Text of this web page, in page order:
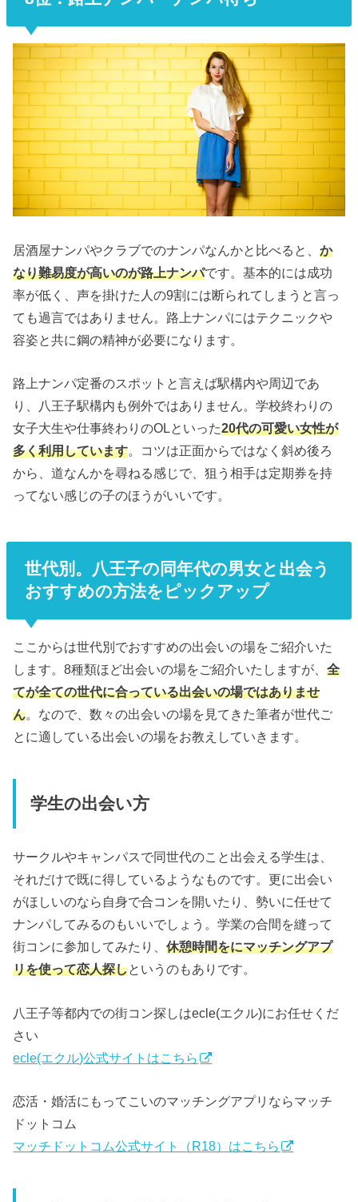
居酒屋ナンパやクラブでのナンパなんかと比べると、か
なり難易度が高いのが路上ナンパです。基本的には成功
率が低く、声を掛けた人の9割には断られてしまうと言っ
ても過言ではありません。路上ナンパにはテクニックや
容姿と共に鋼の精神が必要になります。
路上ナンパ定番のスポットと言えば駅構内や周辺であ
り、八王子駅構内も例外ではありません。学校終わりの
女子大生や仕事終わりのOLといった20代の可愛い女性が
多く利用しています。コツは正面からではなく斜め後ろ
から、道なんかを尋ねる感じで、狙う相手は定期券を持
ってない感じの子のほうがいいです。
世代別。八王子の同年代の男女と出会う
おすすめの方法をピックアップ
ここからは世代別でおすすめの出会いの場をご紹介いた
します。8種類ほど出会いの場をご紹介いたしますが、全
てが全ての世代に合っている出会いの場ではありませ
ん。なので、数々の出会いの場を見てきた筆者が世代ご
とに適している出会いの場をお教えしていきます。
学生の出会い方
サークルやキャンパスで同世代のこと出会える学生は、
それだけで既に得しているようなものです。更に出会い
がほしいのなら自身で合コンを開いたり、勢いに任せて
ナンパしてみるのもいいでしょう。学業の合間を縫って
街コンに参加してみたり、休憩時間をにマッチングアプ
リを使って恋人探しというのもありです。
八王子等都内での街コン探しはecle(エクル)にお任せくだ
さい
ecle(エクル)公式サイトはこちら
恋活・婚活にもってこいのマッチングアプリならマッチ
ドットコム
マッチドットコム公式サイト（R18）はこちら